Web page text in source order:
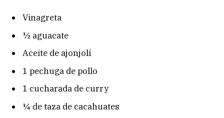
Vinagreta
½ aguacate
Aceite de ajonjolí
1 pechuga de pollo
1 cucharada de curry
¼ de taza de cacahuates